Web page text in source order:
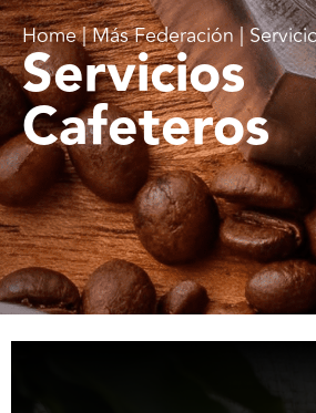
Home | Más Federación |
Servicios
Cafeteros